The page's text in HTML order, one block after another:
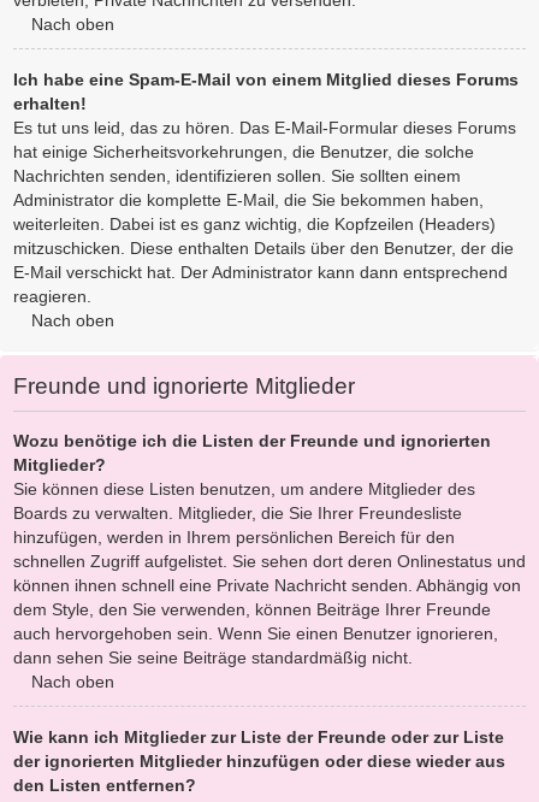
Nach oben
Ich habe eine Spam-E-Mail von einem Mitglied dieses Forums
erhalten!
Es tut uns leid, das zu hören. Das E-Mail-Formular dieses Forums
hat einige Sicherheitsvorkehrungen, die Benutzer, die solche
Nachrichten senden, identifizieren sollen. Sie sollten einem
Administrator die komplette E-Mail, die Sie bekommen haben,
weiterleiten. Dabei ist es ganz wichtig, die Kopfzeilen (Headers)
mitzuschicken. Diese enthalten Details über den Benutzer, der die
E-Mail verschickt hat. Der Administrator kann dann entsprechend
reagieren.
Nach oben
Freunde und ignorierte Mitglieder
Wozu benötige ich die Listen der Freunde und ignorierten
Mitglieder?
Sie können diese Listen benutzen, um andere Mitglieder des
Boards zu verwalten. Mitglieder, die Sie Ihrer Freundesliste
hinzufügen, werden in Ihrem persönlichen Bereich für den
schnellen Zugriff aufgelistet. Sie sehen dort deren Onlinestatus und
können ihnen schnell eine Private Nachricht senden. Abhängig von
dem Style, den Sie verwenden, können Beiträge Ihrer Freunde
auch hervorgehoben sein. Wenn Sie einen Benutzer ignorieren,
dann sehen Sie seine Beiträge standardmäßig nicht.
Nach oben
Wie kann ich Mitglieder zur Liste der Freunde oder zur Liste
der ignorierten Mitglieder hinzufügen oder diese wieder aus
den Listen entfernen?